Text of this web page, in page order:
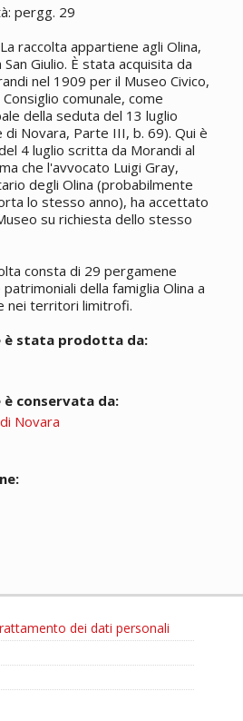
pergg. 29
raccolta appartiene agli Olina,
Giulio. È stata acquisita da
nel 1909 per il Museo Civico,
comunale, come
della seduta del 13 luglio
di Novara, Parte III, b. 69). Qui è
4 luglio scritta da Morandi al
che l'avvocato Luigi Gray,
degli Olina (probabilmente
lo stesso anno), ha accettato
su richiesta dello stesso
consta di 29 pergamene
della famiglia Olina a
nei territori limitrofi.
è stata prodotta da:
è conservata da:
Novara
dei dati personali